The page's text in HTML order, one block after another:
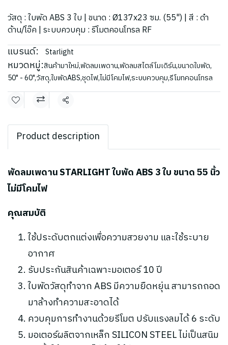
วัสดุ : ใบพัด ABS 3 ใบ | ขนาด : Ø137x23 ซม. (55") | สี : ดำ
ด้าน/โอ๊ค | ระบบควบคุม : รีโมตคอนโทรล RF
แบรนด์: Starlight
หมวดหมู่:สินค้ามาใหม่,พัดลมเพดาน,พัดลมสไตล์โมเดิร์น,ขนาดใบพัด,
50" - 60",วัสดุ,ใบพัดABS,ชุดไฟ,ไม่มีโคมไฟ,ระบบควบคุม,รีโมทคอนโทรล
แชร์
Product description
พัดลมเพดาน STARLIGHT ใบพัด ABS 3 ใบ ขนาด 55 นิ้ว
ไม่มีโคมไฟ
คุณสมบัติ
ใช้ประดับตกแต่งเพื่อความสวยงาม และใช้ระบาย
อากาศ
รับประกันสินค้าเฉพาะมอเตอร์ 10 ปี
ใบพัดวัสดุทำจาก ABS มีความยืดหยุ่น สามารถถอด
มาล้างทำความสะอาดได้
ควบคุมการทำงานด้วยรีโมต ปรับแรงลมได้ 6 ระดับ
มอเตอร์ผลิตจากเหล็ก SILICON STEEL ไม่เป็นสนิม